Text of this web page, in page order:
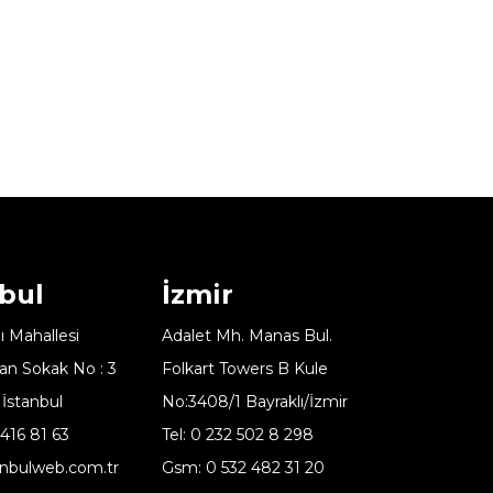
Mahallesi
Sokak No : 3
81 63
İzmir
Adalet Mh. Manas Bul.
Folkart Towers B Kule
No:3408/1 Bayraklı/İzmir
Tel: 0 232 502 8 298
Gsm: 0 532 482 31 20